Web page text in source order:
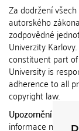
Za dodržení
autorského
zodpovědné
Univerzity
constituent part
University is
adherence to all
copyright law.
Upozornění /
informace